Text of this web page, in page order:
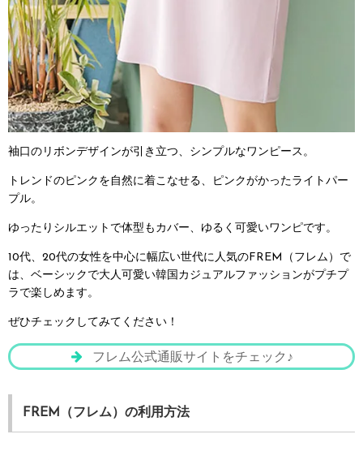
袖口のリボンデザインが引き立つ、シンプルなワンピース。
トレンドのピンクを自然に着こなせる、ピンクがかったライトパー
プル。
ゆったりシルエットで体型もカバー、ゆるく可愛いワンピです。
10代、20代の女性を中心に幅広い世代に人気のFREM（フレム）で
は、ベーシックで大人可愛い韓国カジュアルファッションがプチプ
ラで楽しめます。
ぜひチェックしてみてください！
フレム公式通販サイトをチェック♪
FREM（フレム）の利用方法